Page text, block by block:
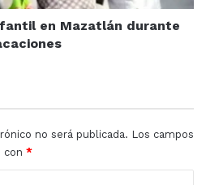
generadores de
como un símbolo de desarrollo
México.
en Mazatlán durante
no será publicada. Los campos
con *